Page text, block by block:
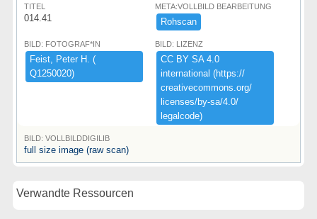
TITEL
014.41
META:VOLLBILD BEARBEITUNG
Rohscan
BILD: FOTOGRAF*IN
Feist,​ ​Peter ​H.​ ​(​
Q1250020)​
BILD: LIZENZ
CC ​BY ​SA ​4.​0 ​
international ​(​https:​/​/​
creativecommons.​org/​
licenses/​by-​sa/​4.​0/​
legalcode)​
BILD: VOLLBILDDIGILIB
full size image (raw scan)
Verwandte Ressourcen